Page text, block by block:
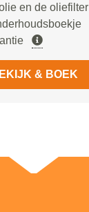
en de oliefilter
& BOEK